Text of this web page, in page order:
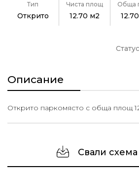
Тип
Открито
Чиста площ
12.70 м2
Обща
Описание
Открито паркомясто с обща площ
Свали